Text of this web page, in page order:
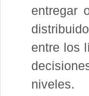
entregar
entre los
niveles.